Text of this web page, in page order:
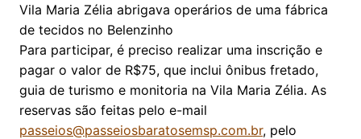
Vila Maria Zélia abrigava operários de uma fábrica
de tecidos no Belenzinho
Para participar, é preciso realizar uma inscrição e
pagar o valor de R$75, que inclui ônibus fretado,
guia de turismo e monitoria na Vila Maria Zélia. As
reservas são feitas pelo e-mail
passeios@passeiosbaratosemsp.com.br, pelo